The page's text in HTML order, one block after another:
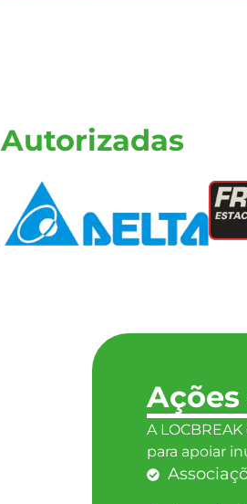
Autorizadas
A
para apoiar